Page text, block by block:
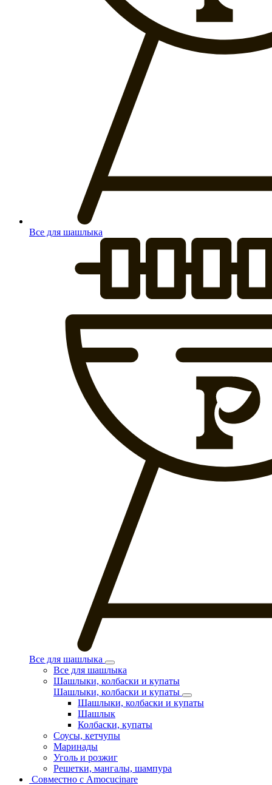
Все для шашлыка
Все для шашлыка
Все для шашлыка
Шашлыки, колбаски и купаты
Шашлыки, колбаски и купаты
Шашлыки, колбаски и купаты
Шашлык
Колбаски, купаты
Соусы, кетчупы
Маринады
Уголь и розжиг
Решетки, мангалы, шампура
Совместно с Amocucinare